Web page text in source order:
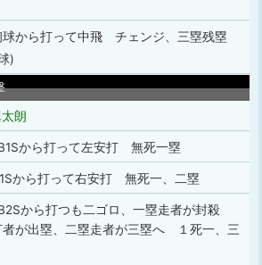
球から打って中飛 チェンジ、三塁残塁
)
朗
から打って左安打 無死一塁
1Sから打って右安打 無死一、二塁
から打つも二ゴロ、一塁走者が封殺
者が出塁、二塁走者が三塁へ １死一、三